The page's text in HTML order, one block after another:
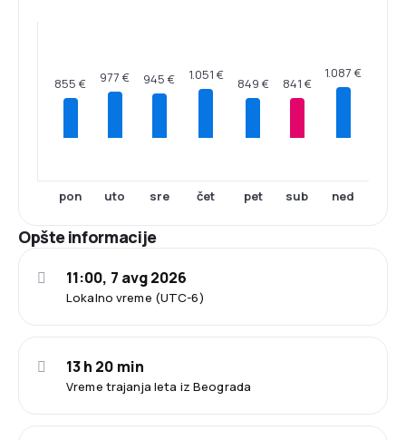
855 €
pon
977 €
uto
945 €
sre
1.051 €
čet
849 €
pet
841 €
sub
1.087 €
ned
Opšte informacije
Lokalno vreme (UTC-6)
11:00, 7 avg 2026
Vreme trajanja leta iz Beograda
13 h 20 min